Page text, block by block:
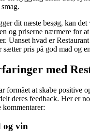
dit næste besøg, kan det
og priserne nærmere for
Uanset hvad er
pris på god mad og
med
formået at skabe positive
deres feedback. Her er
vin